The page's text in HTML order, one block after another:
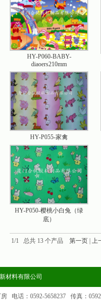
HY-P060-BABY-
diaoers210mm
HY-P055-家禽
HY-P050-樱桃小白兔（绿
底）
1/1 总共 13 个产品 第一页 上
材料有限公司
电话：0592-5658237 传真：